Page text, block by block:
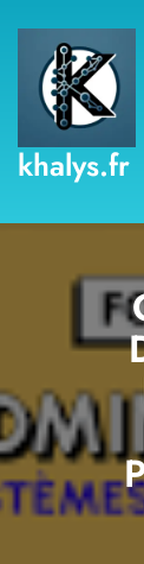
content
khalys.fr